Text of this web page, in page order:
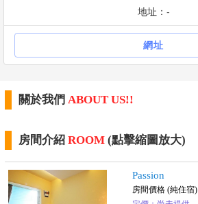
地址：-
網址
關於我們 ABOUT US!!
房間介紹 ROOM (點擊縮圖放大)
Passion
房間價格 (純住宿)